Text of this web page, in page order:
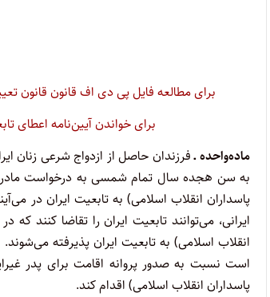
برای مطالعه فایل پی دی اف قانون قانون
برای خواندن آیین‌نامه اعطای
ماده‌واحده ـفرزندان حاصل از ازدواج شرعی زنان
به سن هجده سال تمام شمسی به درخواست مادر
پاسداران انقلاب اسلامی) به تابعیت ایران
ایرانی، می‌توانند تابعیت ایران را تقاضا
انقلاب اسلامی) به تابعیت ایران پذیرفته
است نسبت به صدور پروانه اقامت برای پدر
پاسداران انقلاب اسلامی) اقدام کند.